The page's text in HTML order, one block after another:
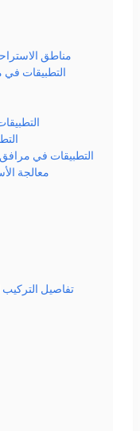
مناطق
التطبيقات في
التطبيقات في
معالجة
تفاصيل التركيب